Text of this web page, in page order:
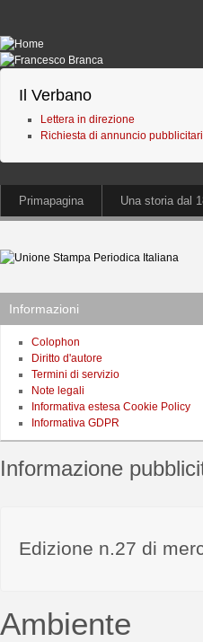
Il Verbano
Lettera in direzione
Richiesta di annuncio
Primapagina Una storia dal
Informazioni
Colophon
Diritto d'autore
Termini di servizio
Note legali
Informativa estesa Cookie Policy
Informativa GDPR
Informazione
Edizione n.27 di
Ambiente